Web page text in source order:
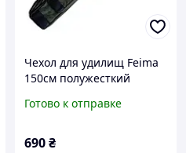
Чехол для удилищ Feima
150см полужесткий
Готово к отправке
690₴